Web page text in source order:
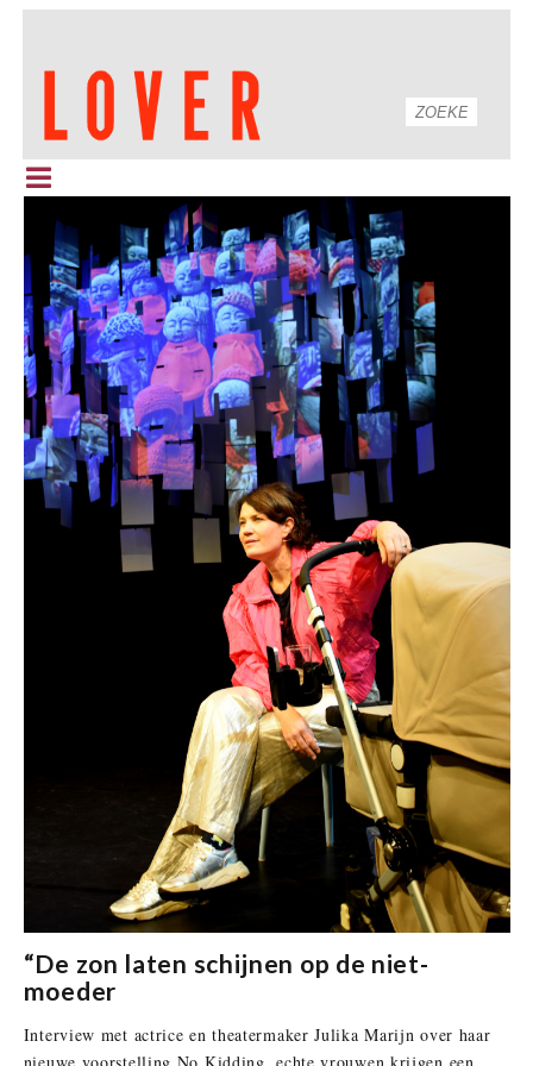
“De zon laten schijnen op de niet-
moeder
Interview met actrice en theatermaker Julika Marijn over haar